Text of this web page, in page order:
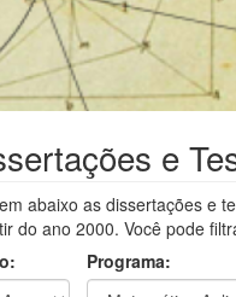
e
abaixo as dissertações e
do ano 2000. Você pode
Programa: